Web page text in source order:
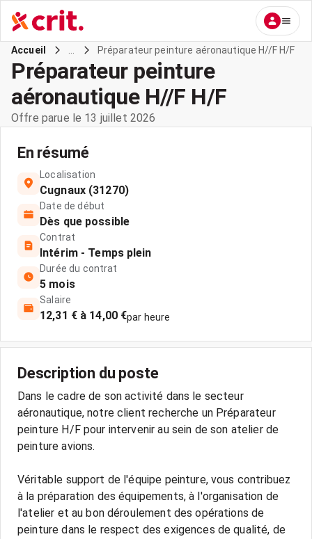
Accueil Préparateur peinture aéronautique H//F H/F
Préparateur peinture
aéronautique H//F H/F
Offre parue le 13 juillet 2026
En résumé
Localisation
Cugnaux (31270)
Date de début
Dès que possible
Contrat
Intérim - Temps plein
Durée du contrat
5 mois
Salaire
12,31 € à 14,00 €par heure
Description du poste
Dans le cadre de son activité dans le secteur
aéronautique, notre client recherche un Préparateur
peinture H/F pour intervenir au sein de son atelier de
peinture avions.
Véritable support de l'équipe peinture, vous contribuez
à la préparation des équipements, à l'organisation de
l'atelier et au bon déroulement des opérations de
peinture dans le respect des exigences de qualité, de